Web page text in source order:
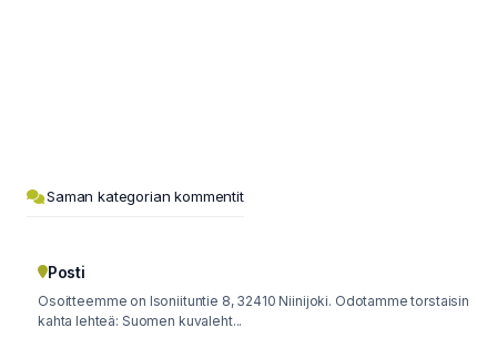
Saman kategorian kommentit
Posti
Osoitteemme on Isoniituntie 8, 32410 Niinijoki. Odotamme torstaisin
kahta lehteä: Suomen kuvaleht...